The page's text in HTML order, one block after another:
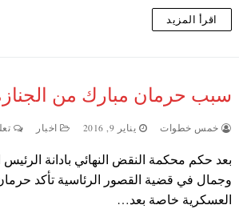
اقرأ المزيد
سبب حرمان مبارك من
خمس خطوات يناير 9, 2016 اخبار
بعد حكم محكمة النقض النهائي بادانة
وجمال في قضية القصور الرئاسية تأكد
العسكرية خاصة بعد…